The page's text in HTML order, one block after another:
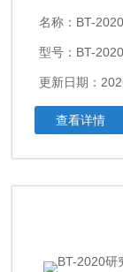
名称： BT-2020
型号：BT-2020
更新日期：
查看详情